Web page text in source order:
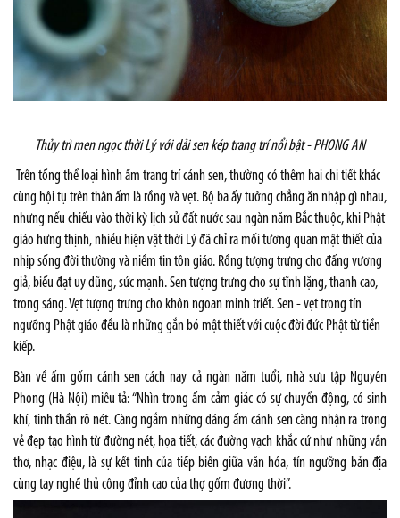
Thủy trì men ngọc thời Lý với dải sen kép trang trí nổi bật -PHONG AN
Trên tổng thể loại hình ấm trang trí cánh sen, thường có thêm hai chi tiết khác
cùng hội tụ trên thân ấm là rồng và vẹt. Bộ ba ấy tưởng chẳng ăn nhập gì nhau,
nhưng nếu chiếu vào thời kỳ lịch sử đất nước sau ngàn năm Bắc thuộc, khi Phật
giáo hưng thịnh, nhiều hiện vật thời Lý đã chỉ ra mối tương quan mật thiết của
nhịp sống đời thường và niềm tin tôn giáo. Rồng tượng trưng cho đấng vương
giả, biểu đạt uy dũng, sức mạnh. Sen tượng trưng cho sự tĩnh lặng, thanh cao,
trong sáng. Vẹt tượng trưng cho khôn ngoan minh triết. Sen - vẹt trong tín
ngưỡng Phật giáo đều là những gắn bó mật thiết với cuộc đời đức Phật từ tiền
kiếp.
Bàn về ấm gốm cánh sen cách nay cả ngàn năm tuổi, nhà sưu tập Nguyên
Phong (Hà Nội) miêu tả: “Nhìn trong ấm cảm giác có sự chuyển động, có sinh
khí, tinh thần rõ nét. Càng ngắm những dáng ấm cánh sen càng nhận ra trong
vẻ đẹp tạo hình từ đường nét, họa tiết, các đường vạch khắc cứ như những vần
thơ, nhạc điệu, là sự kết tinh của tiếp biến giữa văn hóa, tín ngưỡng bản địa
cùng tay nghề thủ công đỉnh cao của thợ gốm đương thời”.